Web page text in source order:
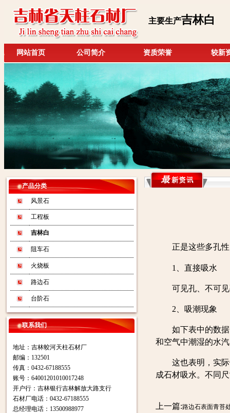
主要生产吉林白
网站首页 公司简介 资质荣誉 较新
产品分类
风景石
工程板
吉林白
阻车石
火烧板
路边石
台阶石
联系我们
地址：吉林蛟河天柱石材厂
邮编：132501
传真：0432-67188555
账号：64001201010017248
开户行：吉林银行吉林解放大路支行
石材厂电话：0432-67188555
总经理电话：13500988977
正是这些多孔性
1、直接吸水
可见孔、不可见
2、吸潮现象
如下表中的数据
和空气中潮湿的水
这也表明，实际
成石材吸水。不同
上一篇:路边石表面青苔